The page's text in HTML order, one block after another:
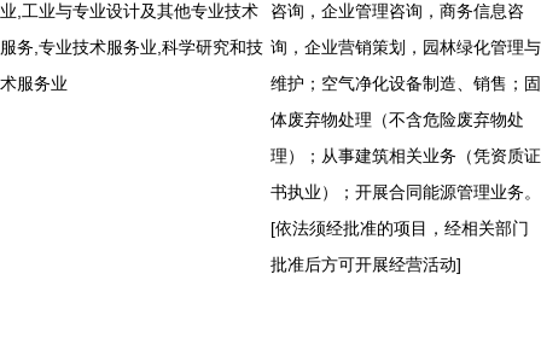
业,工业与专业设计及其他专业技术
服务,专业技术服务业,科学研究和技
术服务业
咨询，企业管理咨询，商务信息咨
询，企业营销策划，园林绿化管理与
维护；空气净化设备制造、销售；固
体废弃物处理（不含危险废弃物处
理）；从事建筑相关业务（凭资质证
书执业）；开展合同能源管理业务。
[依法须经批准的项目，经相关部门
批准后方可开展经营活动]